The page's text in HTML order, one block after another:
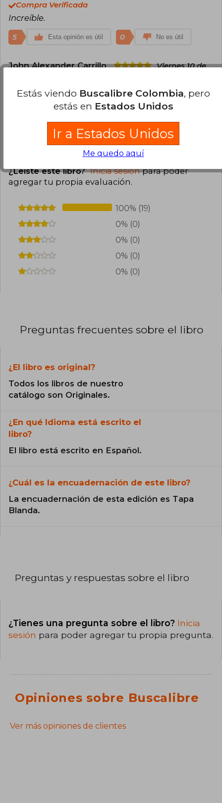
Compra Verificada
Increíble.
5 Esta opinión es útil 0 No es útil
John Alexander Carrillo
Viernes 10 de
Excelente!
Cargar más opiniones del libro
¿Leíste este libro? Inicia sesiónpara poder
agregar tu propia evaluación.
100% (19)
0% (0)
0% (0)
0% (0)
0% (0)
Preguntas frecuentes sobre el libro
¿El libro es original?
Todos los libros de nuestro
catálogo son Originales.
¿En qué Idioma está escrito el
libro?
El libro está escrito en Español.
¿Cuál es la encuadernación de este libro?
La encuadernación de esta edición es Tapa
Blanda.
Preguntas y respuestas sobre el libro
¿Tienes una pregunta sobre el libro? Inicia
sesión para poder agregar tu propia pregunta.
Opiniones sobre Buscalibre
Ver más opiniones de clientes
Estás viendo Buscalibre Colombia, pero
estás en Estados Unidos
Ir a Estados Unidos
Me quedo aquí